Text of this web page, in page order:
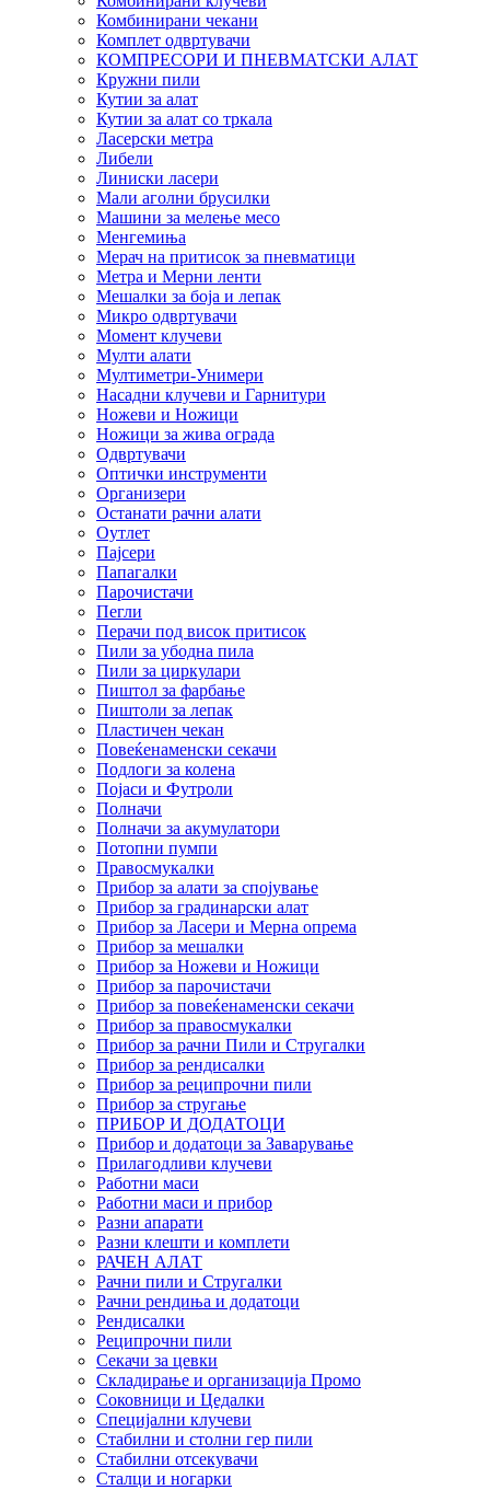
Комбинирани чекани
Комплет одвртувачи
КОМПРЕСОРИ И ПНЕВМАТСКИ АЛАТ
Кружни пили
Кутии за алат
Кутии за алат со тркала
Ласерски метра
Либели
Линиски ласери
Мали аголни брусилки
Машини за мелење месо
Менгемиња
Мерач на притисок за пневматици
Метра и Мерни ленти
Мешалки за боја и лепак
Микро одвртувачи
Момент клучеви
Мулти алати
Мултиметри-Унимери
Насадни клучеви и Гарнитури
Ножеви и Ножици
Ножици за жива ограда
Одвртувачи
Оптички инструменти
Организери
Останати рачни алати
Оутлет
Пајсери
Папагалки
Парочистачи
Пегли
Перачи под висок притисок
Пили за убодна пила
Пили за циркулари
Пиштол за фарбање
Пиштоли за лепак
Пластичен чекан
Повеќенаменски секачи
Подлоги за колена
Појаси и Футроли
Полначи
Полначи за акумулатори
Потопни пумпи
Правосмукалки
Прибор за алати за спојување
Прибор за градинарски алат
Прибор за Ласери и Мерна опрема
Прибор за мешалки
Прибор за Ножеви и Ножици
Прибор за парочистачи
Прибор за повеќенаменски секачи
Прибор за правосмукалки
Прибор за рачни Пили и Стругалки
Прибор за рендисалки
Прибор за реципрочни пили
Прибор за стругање
ПРИБОР И ДОДАТОЦИ
Прибор и додатоци за Заварување
Прилагодливи клучеви
Работни маси
Работни маси и прибор
Разни апарати
Разни клешти и комплети
РАЧЕН АЛАТ
Рачни пили и Стругалки
Рачни рендиња и додатоци
Рендисалки
Реципрочни пили
Секачи за цевки
Складирање и организација Промо
Соковници и Цедалки
Специјални клучеви
Стабилни и столни гер пили
Стабилни отсекувачи
Сталци и ногарки